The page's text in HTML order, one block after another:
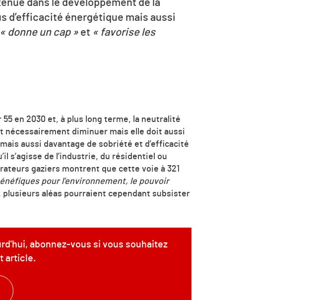
dans le développement de la
d’efficacité énergétique mais aussi
« donne un cap » et « favorise les
en 2030 et, à plus long terme, la neutralité
nécessairement diminuer mais elle doit aussi
aussi davantage de sobriété et d’efficacité
s’agisse de l’industrie, du résidentiel ou
gaziers montrent que cette voie à 321
pour l’environnement, le pouvoir
aléas pourraient cependant subsister
abonnez-vous si vous souhaitez
article.